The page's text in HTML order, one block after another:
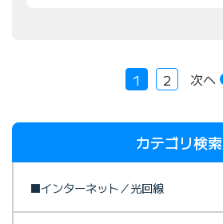
1 2 次へ
カテゴリ検索
■インターネット／光回線